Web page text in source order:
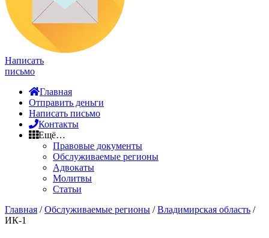
Написать
письмо
Главная
Отправить деньги
Написать письмо
Контакты
Ещё…
Правовые документы
Обслуживаемые регионы
Адвокаты
Молитвы
Статьи
Главная /Обслуживаемые регионы /Владимирская область /
ИК-1